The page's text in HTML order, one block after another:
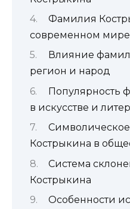
Фамилия
современном мире
Влияние
регион и народ
Популярность
в искусстве и
Кострыкина в
Система
Кострыкина
Особенности